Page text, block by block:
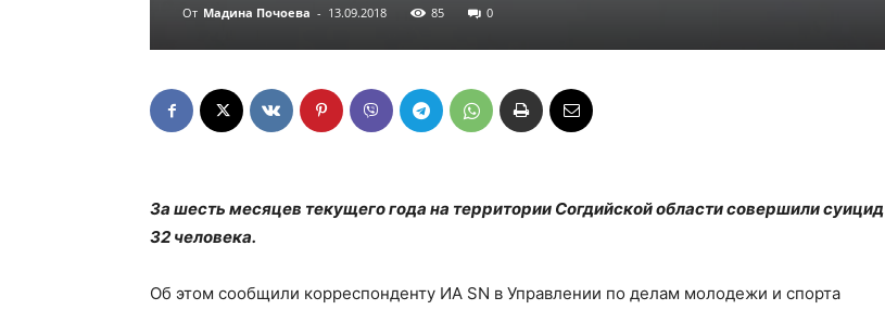
От Мадина Почоева - 13.09.2018 85 0
За шесть месяцев текущего года на территории Согдийской области совершили суицид
32 человека.
Об этом сообщили корреспонденту ИА SN в Управлении по делам молодежи и спорта